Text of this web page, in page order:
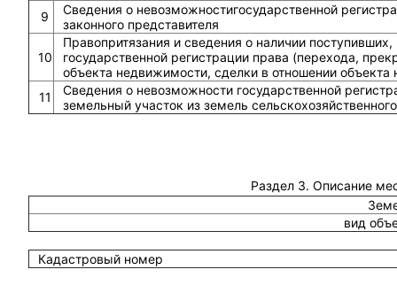
9
Сведения о невозможностигосударственной
законного представителя
10
Правопритязания и сведения о наличии
государственной регистрации права (перехода,
объекта недвижимости, сделки в отношении
11
Сведения о невозможности государственной
земельный участок из земель
Раздел 3. Описание
вид
Кадастровый номер